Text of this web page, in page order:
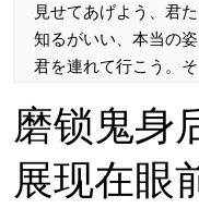
2019年
先行版
追加
見せてあげよう、君
知るがいい、本当の
君を連れて行こう。そ
磨锁鬼身
展现在眼